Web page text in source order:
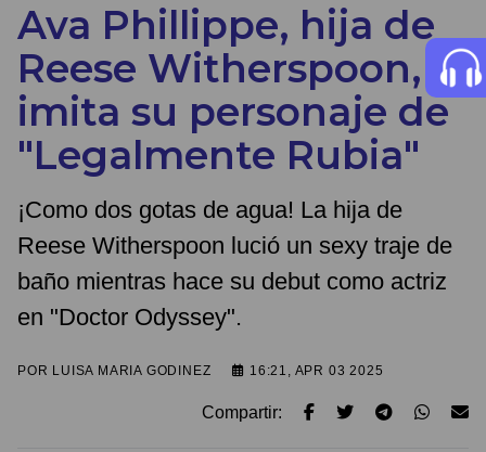
Ava Phillippe, hija de
Reese Witherspoon,
imita su personaje de
"Legalmente Rubia"
¡Como dos gotas de agua! La hija de
Reese Witherspoon lució un sexy traje de
baño mientras hace su debut como actriz
en "Doctor Odyssey".
POR LUISA MARIA GODINEZ 16:21, APR 03 2025
Compartir: